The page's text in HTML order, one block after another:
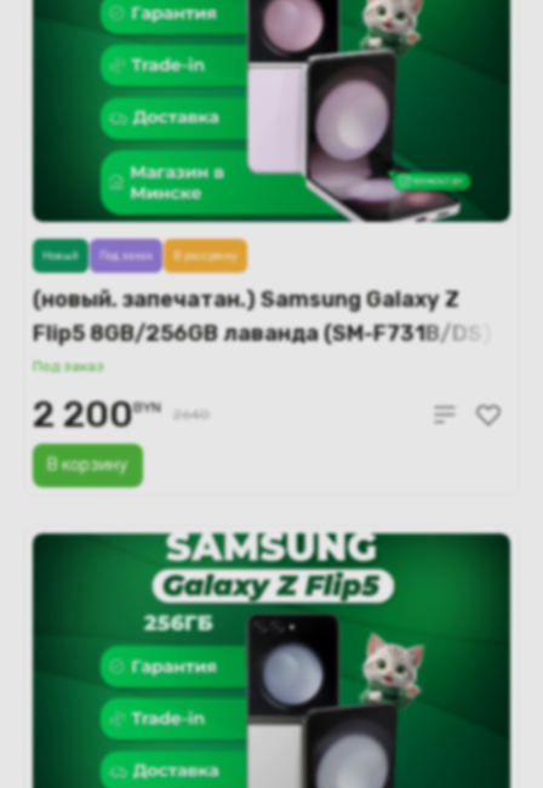
(новый. запечатан.) Samsung Galaxy Z
Flip5 8GB/256GB лаванда (SM-F731B/DS)
Под заказ
В корзину
Новый Под заказ В рассрочку
2 200BYN 2640